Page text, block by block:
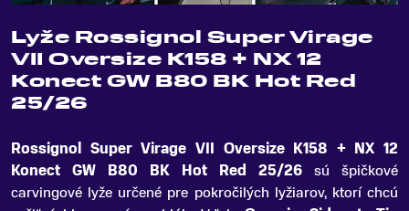
Lyže Rossignol Super Virage
VII Oversize K158 + NX 12
Konect GW B80 BK Hot Red
25/26
Rossignol Super Virage VII Oversize K158 + NX 12
Konect GW B80 BK Hot Red 25/26 sú špičkové
carvingové lyže určené pre pokročilých lyžiarov, ktorí chcú